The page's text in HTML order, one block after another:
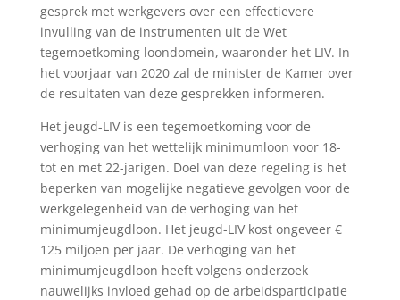
gesprek met werkgevers over een effectievere
invulling van de instrumenten uit de Wet
tegemoetkoming loondomein, waaronder het LIV. In
het voorjaar van 2020 zal de minister de Kamer over
de resultaten van deze gesprekken informeren.
Het jeugd-LIV is een tegemoetkoming voor de
verhoging van het wettelijk minimumloon voor 18-
tot en met 22-jarigen. Doel van deze regeling is het
beperken van mogelijke negatieve gevolgen voor de
werkgelegenheid van de verhoging van het
minimumjeugdloon. Het jeugd-LIV kost ongeveer €
125 miljoen per jaar. De verhoging van het
minimumjeugdloon heeft volgens onderzoek
nauwelijks invloed gehad op de arbeidsparticipatie